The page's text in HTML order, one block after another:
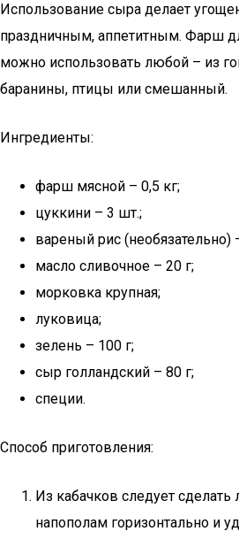
Использование сыра делает
праздничным, аппетитным. Фарш
можно использовать любой – из
баранины, птицы или смешанный.
Ингредиенты:
фарш мясной – 0,5 кг;
цуккини – 3 шт.;
вареный рис (необязательно)
масло сливочное – 20 г;
морковка крупная;
луковица;
зелень – 100 г;
сыр голландский – 80 г;
специи.
Способ приготовления:
Из кабачков следует сделать
напополам горизонтально и